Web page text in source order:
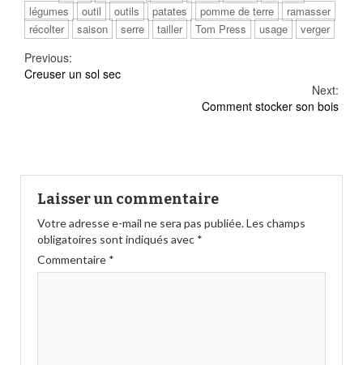
légumes
outil outils patates pomme de terre
ramasser
récolter
saison serre tailler Tom Press usage verger
Continue
Reading
Previous:
Creuser un sol sec
Next:
Comment stocker son bois
Laisser un commentaire
Votre adresse e-mail ne sera pas publiée.Les champs
obligatoires sont indiqués avec *
Commentaire *